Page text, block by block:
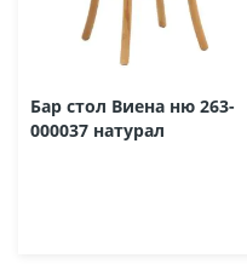
Бар стол Виена ню 263-
000037 натурал